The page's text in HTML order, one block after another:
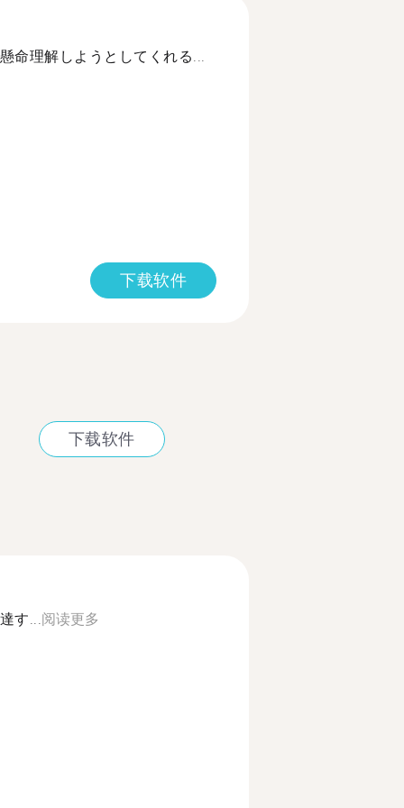
命理解しようとしてくれる...
下载软件
下载软件
す... 阅读更多